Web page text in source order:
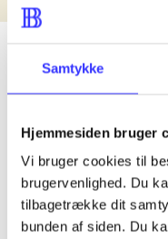
Samtykke
Hjemmesiden bruger
Vi bruger cookies til
brugervenlighed. Du
tilbagetrække dit
bunden af siden. Du
Nyhed
lorem ipsum dolor sit
lorem ipsum dolor sit
lorem ipsum dolor sit
lorem ipsum dolor sit
lorem ipsum dolor sit